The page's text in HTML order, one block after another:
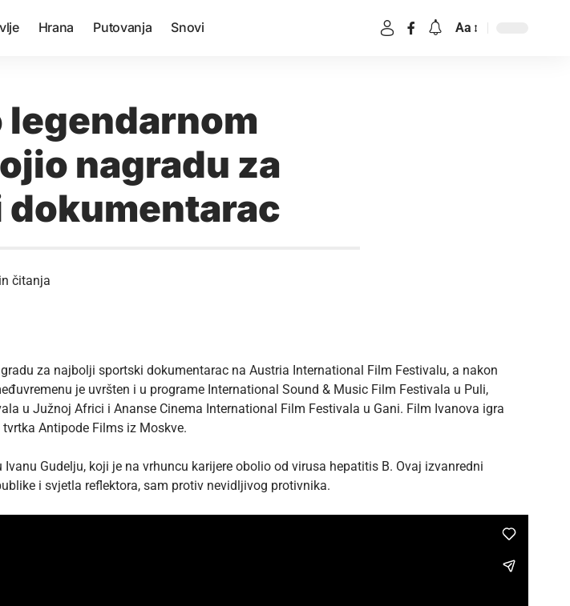
Hrana Putovanja Snovi Aa
nagradu za
čitanja
za najbolji sportski dokumentarac na Austria International Film Festivalu, a nakon
je uvršten i u programe International Sound & Music Film Festivala u Puli,
u Južnoj Africi i Ananse Cinema International Film Festivala u Gani. Film Ivanova igra
tvrtka Antipode Films iz Moskve.
Gudelju, koji je na vrhuncu karijere obolio od virusa hepatitis B. Ovaj izvanredni
i svjetla reflektora, sam protiv nevidljivog protivnika.